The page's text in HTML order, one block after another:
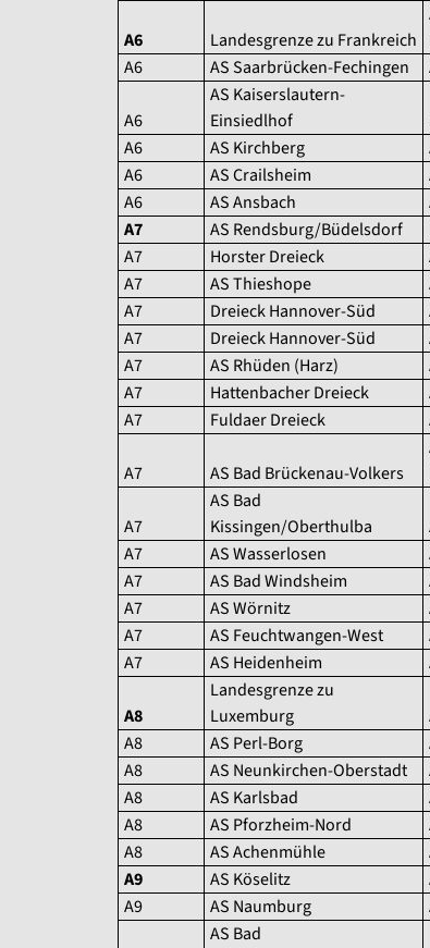
A6 Landesgrenze zu Frankreich
A6
AS Saarbrücken-Fechingen
A6
AS Kaiserslautern-
Einsiedlhof
A6
AS Kirchberg
A6
AS Crailsheim
A6
AS Ansbach
A7
AS Rendsburg/Büdelsdorf
A7
Horster Dreieck
A7
AS Thieshope
A7
Dreieck Hannover-Süd
A7
Dreieck Hannover-Süd
A7
AS Rhüden (Harz)
A7
Hattenbacher Dreieck
A7
Fuldaer Dreieck
A7 AS Bad Brückenau-Volkers
A7
AS Bad
Kissingen/Oberthulba
A7
AS Wasserlosen
A7
AS Bad Windsheim
A7
AS Wörnitz
A7
AS Feuchtwangen-West
A7
AS Heidenheim
A8
Landesgrenze zu
Luxemburg
A8
AS Perl-Borg
A8
AS Neunkirchen-Oberstadt
A8
AS Karlsbad
A8
AS Pforzheim-Nord
A8
AS Achenmühle
A9
AS Köselitz
A9
AS Naumburg
AS Bad